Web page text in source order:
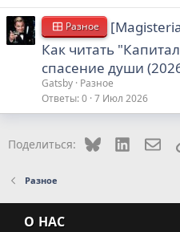
Разное
Как читать
спасение души
Gatsby Разное
Ответы 0 7 Июл 2026
Поделиться: Bluesky LinkedIn
Разное
О НАС